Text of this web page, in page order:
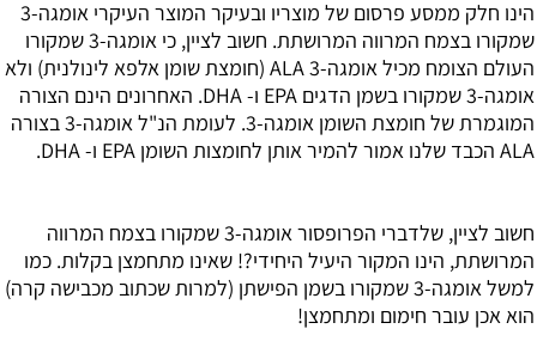
הינו חלק ממסע פרסום של מוצריו ובעיקר המוצר העיקרי אומגה-3
שמקורו בצמח המרווה המרושתת. חשוב לציין, כי אומגה-3 שמקורו
העולם הצומח מכיל אומגה-3 ALA (חומצת שומן אלפא לינולנית) ולא
אומגה-3 שמקורו בשמן הדגים EPA ו- DHA. האחרונים הינם הצורה
המוגמרת של חומצת השומן אומגה-3. לעומת הנ"ל אומגה-3 בצורה
ALA הכבד שלנו אמור להמיר אותן לחומצות השומן EPA ו- DHA.
חשוב לציין, שלדברי הפרופסור אומגה-3 שמקורו בצמח המרווה
המרושתת, הינו המקור היעיל היחידי?! שאינו מתחמצן בקלות. כמו
למשל אומגה-3 שמקורו בשמן הפישתן (למרות שכתוב מכבישה קרה)
הוא אכן עובר חימום ומתחמצן!